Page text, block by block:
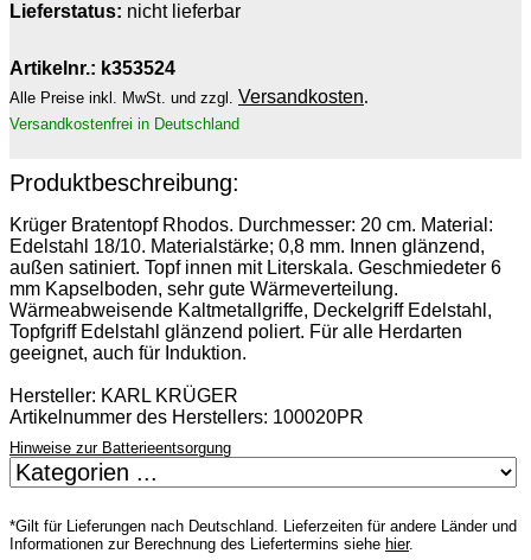
Lieferstatus: nicht lieferbar
Artikelnr.: k353524
Alle Preise inkl. MwSt. und zzgl. Versandkosten.
Versandkostenfrei in Deutschland
Produktbeschreibung:
Krüger Bratentopf Rhodos. Durchmesser: 20 cm. Material:
Edelstahl 18/10. Materialstärke; 0,8 mm. Innen glänzend,
außen satiniert. Topf innen mit Literskala. Geschmiedeter 6
mm Kapselboden, sehr gute Wärmeverteilung.
Wärmeabweisende Kaltmetallgriffe, Deckelgriff Edelstahl,
Topfgriff Edelstahl glänzend poliert. Für alle Herdarten
geeignet, auch für Induktion.
Hersteller: KARL KRÜGER
Artikelnummer des Herstellers: 100020PR
Hinweise zur Batterieentsorgung
*Gilt für Lieferungen nach Deutschland. Lieferzeiten für andere Länder und
Informationen zur Berechnung des Liefertermins siehe hier.